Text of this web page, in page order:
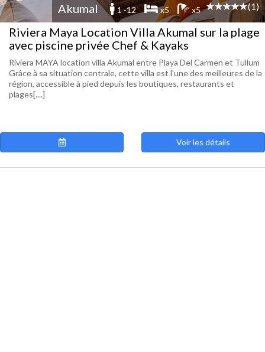
Akumal 1 -12 x5 x5 (1)
Riviera Maya Location Villa Akumal sur la plage
avec piscine privée Chef & Kayaks
Riviera MAYA location villa Akumal entre Playa Del Carmen et Tullum
Grâce à sa situation centrale, cette villa est l'une des meilleures de la
région, accessible à pied depuis les boutiques, restaurants et
plages[....]
Voir les détails